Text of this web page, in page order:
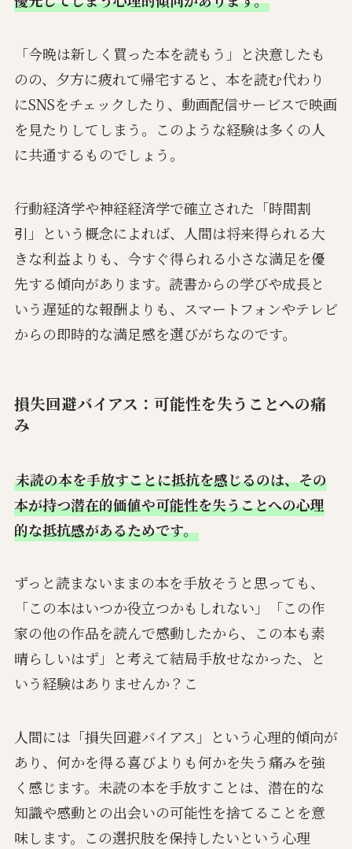
「今晩は新しく買った本を読もう」と決意したも
のの、夕方に疲れて帰宅すると、本を読む代わり
にSNSをチェックしたり、動画配信サービスで映画
を見たりしてしまう。このような経験は多くの人
に共通するものでしょう。
行動経済学や神経経済学で確立された「時間割
引」という概念によれば、人間は将来得られる大
きな利益よりも、今すぐ得られる小さな満足を優
先する傾向があります。読書からの学びや成長と
いう遅延的な報酬よりも、スマートフォンやテレビ
からの即時的な満足感を選びがちなのです。
損失回避バイアス：可能性を失うことへの痛
み
未読の本を手放すことに抵抗を感じるのは、その
本が持つ潜在的価値や可能性を失うことへの心理
的な抵抗感があるためです。
ずっと読まないままの本を手放そうと思っても、
「この本はいつか役立つかもしれない」「この作
家の他の作品を読んで感動したから、この本も素
晴らしいはず」と考えて結局手放せなかった、と
いう経験はありませんか？こ
人間には「損失回避バイアス」という心理的傾向が
あり、何かを得る喜びよりも何かを失う痛みを強
く感じます。未読の本を手放すことは、潜在的な
知識や感動との出会いの可能性を捨てることを意
味します。この選択肢を保持したいという心理